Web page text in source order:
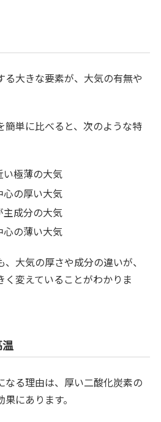
る大きな要素が、大気の有無や
簡単に比べると、次のような特
極薄の大気
の厚い大気
成分の大気
心の薄い大気
大気の厚さや成分の違いが、
く変えていることがわかりま
なる理由は、厚い二酸化炭素の
にあります。